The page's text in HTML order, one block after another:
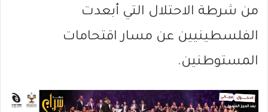
من شرطة الاحتلال التي أبعدت
الفلسطينيين عن مسار اقتحامات
المستوطنين.